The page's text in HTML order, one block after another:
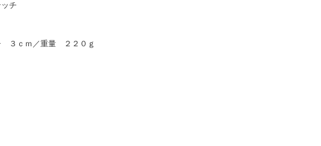
チ
ｃｍ／重量 ２２０ｇ